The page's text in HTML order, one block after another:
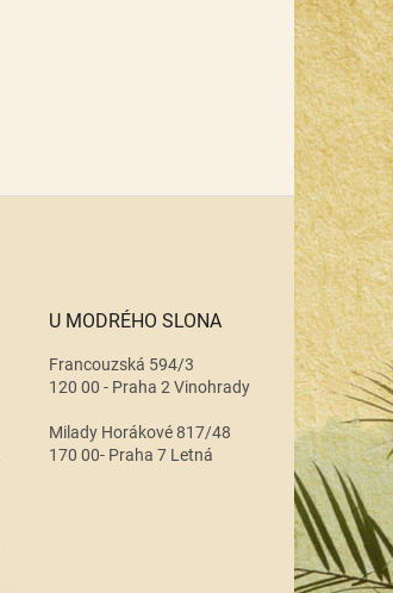
U MODRÉHO SLONA
Francouzská 594/3
120 00 - Praha 2 Vinohrady
Milady Horákové 817/48
170 00- Praha 7 Letná